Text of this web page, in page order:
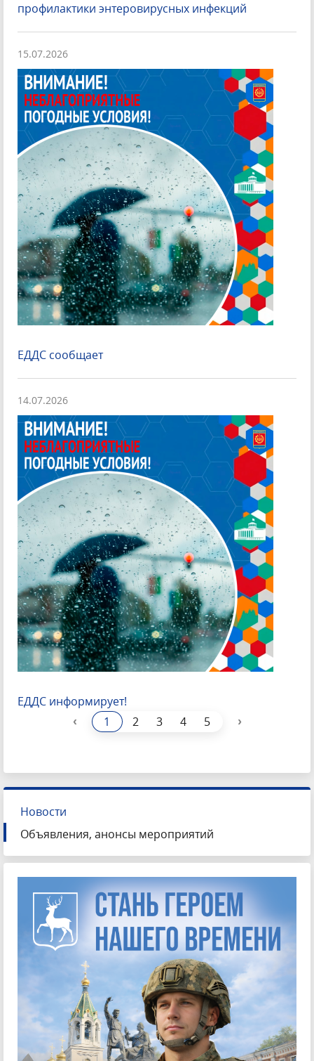
профилактики энтеровирусных инфекций
15.07.2026
ЕДДС сообщает
14.07.2026
ЕДДС информирует!
‹ 1 2 3 4 5 ›
Новости
Объявления, анонсы мероприятий